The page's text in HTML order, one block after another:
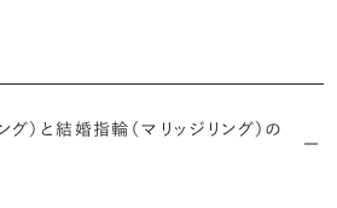
）と結婚指輪（マリッジリング）の